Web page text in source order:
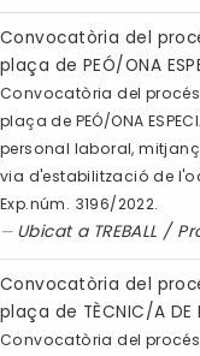
Convocatòria del
plaça de PEÓ/ONA
Convocatòria del
plaça de PEÓ/ONA
personal laboral,
via d'estabilització de
Exp.núm. 3196/2022.
Ubicat a TREBALL /
Convocatòria del
plaça de TÈCNIC/A DE
Convocatòria del